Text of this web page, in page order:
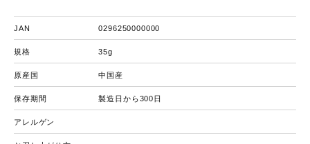
JAN 0296250000000
規格 35g
原産国 中国産
保存期間 製造日から300日
アレルゲン